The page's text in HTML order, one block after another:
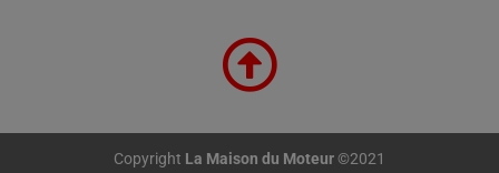
Copyright La Maison du Moteur©2021